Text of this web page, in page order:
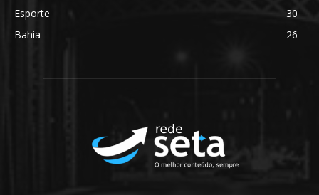
Esporte
30
Bahia
26